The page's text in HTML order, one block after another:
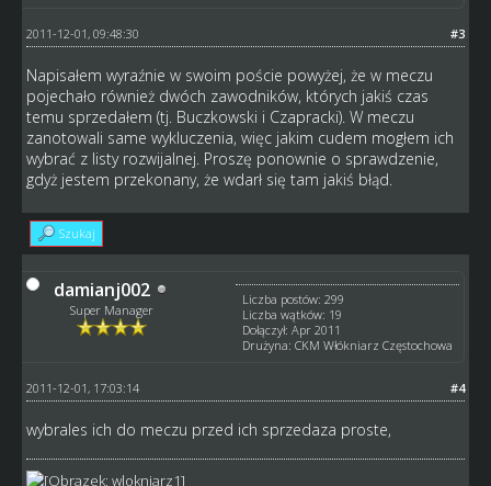
#3
2011-12-01, 09:48:30
Napisałem wyraźnie w swoim poście powyżej, że w meczu
pojechało również dwóch zawodników, których jakiś czas
temu sprzedałem (tj. Buczkowski i Czapracki). W meczu
zanotowali same wykluczenia, więc jakim cudem mogłem ich
wybrać z listy rozwijalnej. Proszę ponownie o sprawdzenie,
gdyż jestem przekonany, że wdarł się tam jakiś błąd.
Szukaj
damianj002
Super Manager
Liczba postów: 299
Liczba wątków: 19
Dołączył: Apr 2011
Drużyna: CKM Włókniarz Częstochowa
#4
2011-12-01, 17:03:14
wybrales ich do meczu przed ich sprzedaza proste,